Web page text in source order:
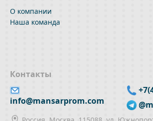
О компании
Наша команда
Контакты
info@mansarprom.com